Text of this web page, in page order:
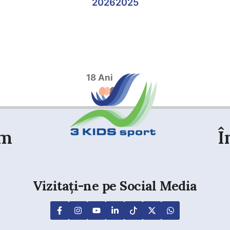
20262025
18 Ani
Vizitați-ne pe Social Media